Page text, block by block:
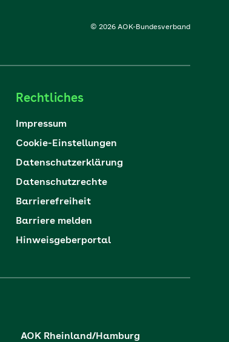
© 2026 AOK-Bundesverband
Rechtliches
Impressum
Cookie-Einstellungen
Datenschutzerklärung
Datenschutzrechte
Barrierefreiheit
Barriere melden
Hinweisgeberportal
AOK Rheinland/Hamburg